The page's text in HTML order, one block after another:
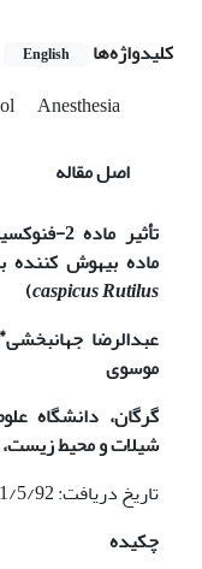
کلیدواژه‌ها
English
Anesthesia
اصل مقاله
تأثیر ماده 2-فنوکسی­اتانول (
ماده بیهوش
caspicusRutilus
)
عبدالرضا جهانبخشی
موسوی
گرگان، دانشگاه
شیلات و محیط
تاریخ دریافت: 21/5/92 تاریخ پذیرش: 25/1/93
چکیده